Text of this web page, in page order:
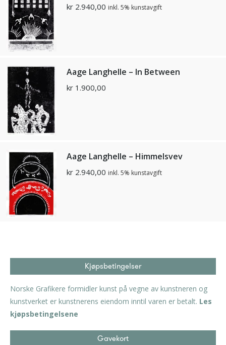
kr 2.940,00 inkl. 5% kunstavgift
Aage Langhelle – In Between
kr 1.900,00
Aage Langhelle – Himmelsvev
kr 2.940,00 inkl. 5% kunstavgift
Kjøpsbetingelser
Norske Grafikere formidler kunst på vegne av kunstneren og
kunstverket er kunstnerens eiendom inntil varen er betalt. Les
kjøpsbetingelsene
Gavekort